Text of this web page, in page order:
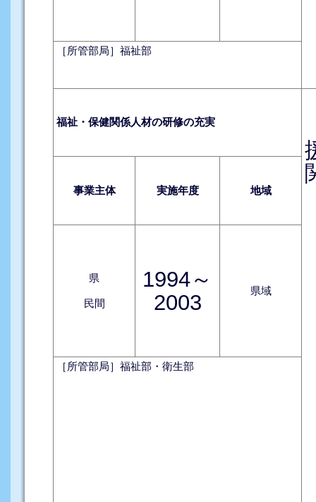
［所管部局］福祉部
福祉・保健関係人材の研修の充実
事業主体 実施年度 地域
県
民間
1994～
2003
県域
［所管部局］福祉部・衛生部